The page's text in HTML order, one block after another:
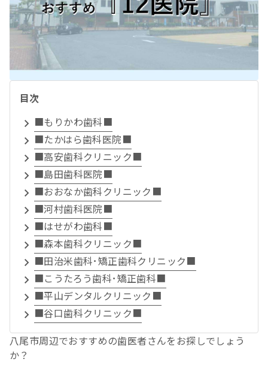
目次
■もりかわ歯科■
■たかはら歯科医院■
■高安歯科クリニック■
■島田歯科医院■
■おおなか歯科クリニック■
■河村歯科医院■
■はせがわ歯科■
■森本歯科クリニック■
■田治米歯科･矯正歯科クリニック■
■こうたろう歯科･矯正歯科■
■平山デンタルクリニック■
■谷口歯科クリニック■
八尾市周辺でおすすめの歯医者さんをお探しでしょう
か？